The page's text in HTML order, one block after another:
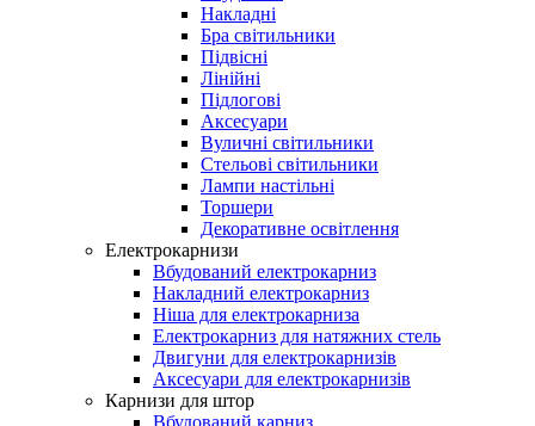
Накладні
Бра світильники
Підвісні
Лінійні
Підлогові
Аксесуари
Вуличні світильники
Стельові світильники
Лампи настільні
Торшери
Декоративне освітлення
Електрокарнизи
Вбудований електрокарниз
Накладний електрокарниз
Ніша для електрокарниза
Електрокарниз для натяжних стель
Двигуни для електрокарнизів
Аксесуари для електрокарнизів
Карнизи для штор